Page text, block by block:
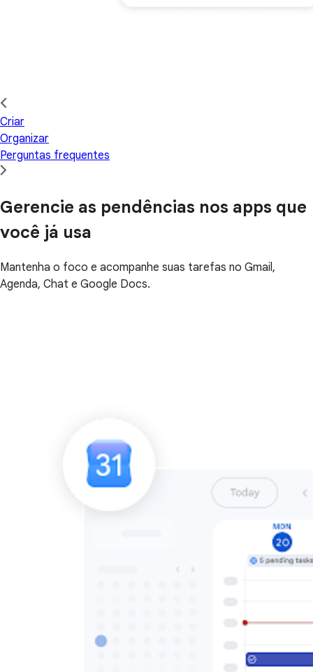
Criar
Organizar
Perguntas frequentes
Gerencie as pendências nos apps que
você já usa
Mantenha o foco e acompanhe suas tarefas no Gmail,
Agenda, Chat e Google Docs.